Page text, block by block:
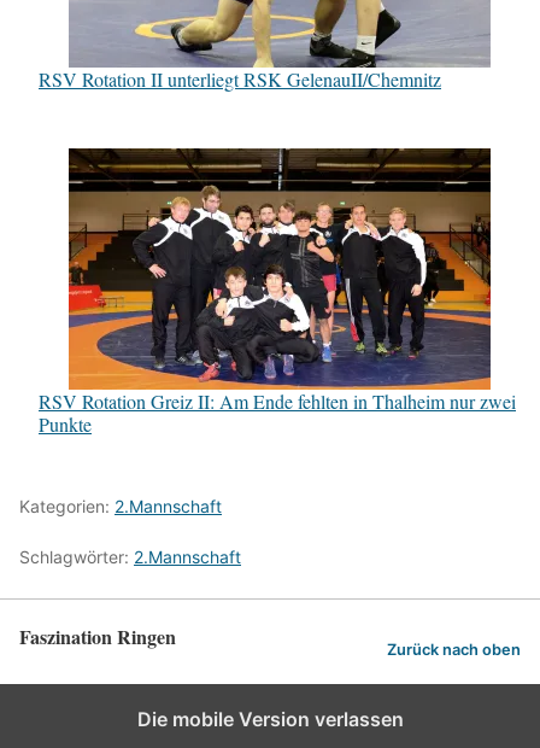
RSV Rotation II unterliegt RSK GelenauII/Chemnitz
RSV Rotation Greiz II: Am Ende fehlten in Thalheim nur zwei
Punkte
Kategorien: 2.Mannschaft
Schlagwörter: 2.Mannschaft
Faszination Ringen Zurück nach oben
Die mobile Version verlassen